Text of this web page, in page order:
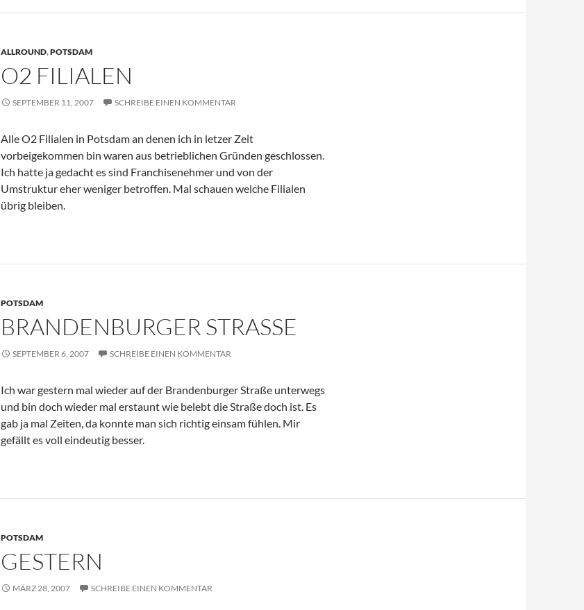
ALLROUND,POTSDAM
O2 FILIALEN
SEPTEMBER 11, 2007 SCHREIBE EINEN KOMMENTAR
Alle O2 Filialen in Potsdam an denen ich in letzer Zeit
vorbeigekommen bin waren aus betrieblichen Gründen geschlossen.
Ich hatte ja gedacht es sind Franchisenehmer und von der
Umstruktur eher weniger betroffen. Mal schauen welche Filialen
übrig bleiben.
POTSDAM
BRANDENBURGER STRASSE
SEPTEMBER 6, 2007 SCHREIBE EINEN KOMMENTAR
Ich war gestern mal wieder auf der Brandenburger Straße unterwegs
und bin doch wieder mal erstaunt wie belebt die Straße doch ist. Es
gab ja mal Zeiten, da konnte man sich richtig einsam fühlen. Mir
gefällt es voll eindeutig besser.
POTSDAM
GESTERN
MÄRZ 28, 2007 SCHREIBE EINEN KOMMENTAR